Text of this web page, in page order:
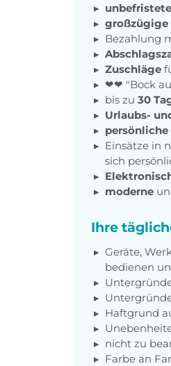
großzügige
Bezahlung
Zuschläge
❤❤ "Bock
bis zu 30
Urlaubs-
Einsätze in
sich
moderne
Ihre
Geräte,
bedienen
Haftgrund
nicht zu
Farbe an